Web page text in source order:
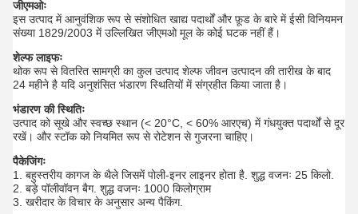
जीएमओः
इस उत्पाद में आनुवंशिक रूप से संशोधित खाद्य पदार्थों और फ़ूड के बारे में ईसी विनियमन
संख्या 1829/2003 में उल्लिखित जीएमओ मूल के कोई घटक नहीं हैं।
शेल्फ लाइफः
थोक रूप से वितरित सामग्री का कुल उत्पाद शेल्फ जीवन उत्पादन की तारीख के बाद
24 महीने है यदि अनुशंसित भंडारण स्थितियों में संग्रहीत किया जाता है।
भंडारण की स्थितिः
उत्पाद को सूखे और स्वच्छ स्थान (< 20°C, < 60% आरएच) में गंधयुक्त पदार्थों से दूर
रखें। और स्टॉक को नियमित रूप से रोटेशन से गुजरना चाहिए।
पैकेजिंगः
1. बहुस्तरीय कागज के थैले जिसमें पोली-इनर लाइनर होता है. शुद्ध वजनः 25 किलो.
2. बड़े पॉलीवॉवन बैग. शुद्ध वजनः 1000 किलोग्राम
3. खरीदार के विचार के अनुसार अन्य पैकिंग.